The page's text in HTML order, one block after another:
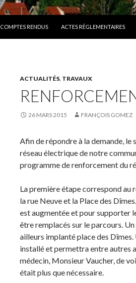
COMPTES RENDUS ACTES RÉGLEMENTAIRES
ACTUALITÉS, TRAVAUX
26 MARS 2015 FRANÇOIS GOMEZ
Afin de répondre à la demande, le
réseau électrique de notre
programme de renforcement du
La première étape correspond
la rue Neuve et la Place des
est augmentée et pour supporter
être remplacés sur le parcours.
ailleurs implanté place des
installé et permettra entre autres
médecin, Monsieur Vaucher, de
était plus que nécessaire.